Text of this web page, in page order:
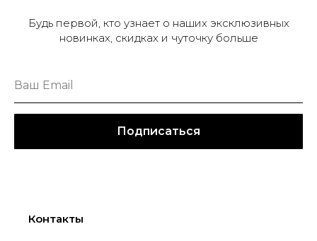
Будь первой, кто узнает о наших эксклюзивных
новинках, скидках и чуточку больше
Подписаться
Контакты